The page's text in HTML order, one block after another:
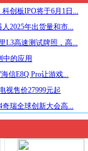
创板IPO将于6月1日...
2025年出货量和市...
L3高速测试牌照，高...
中的应用
信E8Q Pro让游戏...
视售价27999元起
瑞全球创新大会高...